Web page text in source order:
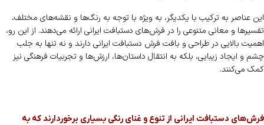
این عناصر به ترکیب با یکدیگر، به ویژه با توجه به رنگ‌ها و نقشه‌های مختلف،
تفسیرها و معانی متنوعی را در فرش‌های دستبافت ایرانی ارائه می‌دهند. از این رو،
اهمیت بالایی در طراحی و بافت فرش دستبافت ایرانی دارند و نه تنها به جلب
چشم و ایجاد زیبایی، بلکه به انتقال داستان‌ها، ارزش‌ها و تجربیات فرهنگی نیز
کمک می‌کنند.
فرش‌های دستبافت ایرانی از تنوع و غنای رنگی بسیاری برخوردارند که به